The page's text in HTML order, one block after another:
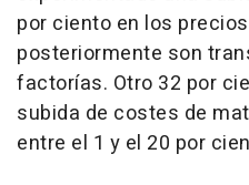
por ciento en los
posteriormente son
factorías. Otro 32 por
subida de costes de
entre el 1 y el 20 por